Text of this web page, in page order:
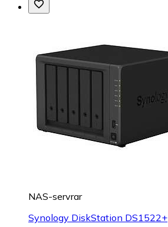
NAS-servrar
Synology DiskStation DS1522+